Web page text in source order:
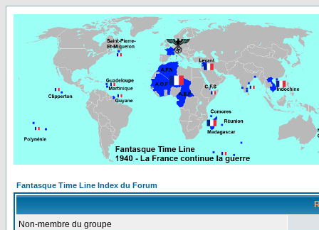
Fantasque Time Line Index du Forum
Non-membre du groupe